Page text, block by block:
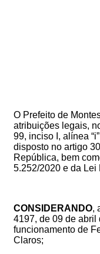
O Prefeito de
atribuições legais,
99, inciso I, alínea
disposto no artigo
República, bem
5.252/2020 e da Lei
CONSIDERANDO,
4197, de 09 de abril
funcionamento de
Claros;